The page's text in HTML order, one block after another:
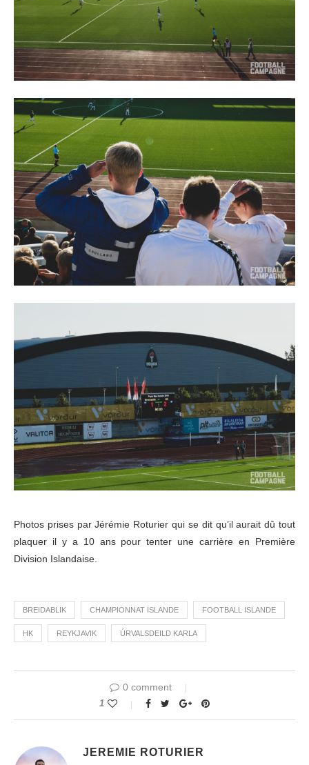
Photos prises par Jérémie Roturier qui se dit qu’il aurait dû tout
plaquer il y a 10 ans pour tenter une carrière en Première
Division Islandaise.
BREIDABLIK CHAMPIONNAT ISLANDE FOOTBALL ISLANDE
HK REYKJAVIK ÚRVALSDEILD KARLA
0 comment
1
JEREMIE ROTURIER